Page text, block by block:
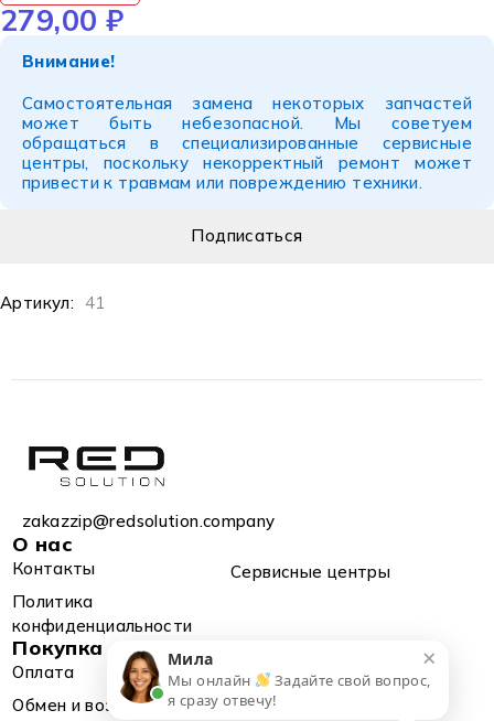
279,00 ₽
Внимание!
Самостоятельная замена некоторых запчастей
может быть небезопасной. Мы советуем
обращаться в специализированные сервисные
центры, поскольку некорректный ремонт может
привести к травмам или повреждению техники.
Артикул: 41
zakazzip@redsolution.company
О нас
Контакты
Сервисные центры
Политика
конфиденциальности
Покупка
Оплата
Доставка
Обмен и возврат
×
Мила
Мы онлайн
Задайте свой вопрос,
я сразу отвечу!